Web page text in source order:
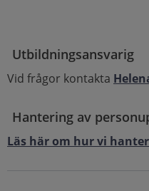
Utbildningsansvarig
Vid frågor kontakta
Hantering av
Läs här om hur vi